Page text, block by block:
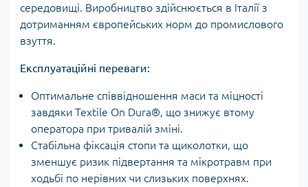
середовищі. Виробництво здійснюється в Італії з
дотриманням європейських норм до промислового
взуття.
Експлуатаційні переваги:
Оптимальне співвідношення маси та міцності
завдяки Textile On Dura®, що знижує втому
оператора при тривалій зміні.
Стабільна фіксація стопи та щиколотки, що
зменшує ризик підвертання та мікротравм при
ходьбі по нерівних чи слизьких поверхнях.